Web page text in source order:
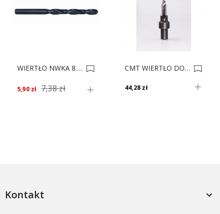
WIERTŁO NWKA 8.5 SARIUS 0003337
5,90 zł 7,38 zł
CMT WIERTŁO DO KONFIRM.6,4 515.042.31 XTR 0010769
44,28 zł
Kontakt 